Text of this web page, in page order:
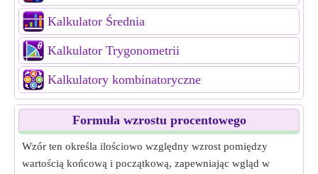
Kalkulator Średnia
Kalkulator Trygonometrii
Kalkulatory kombinatoryczne
Formuła wzrostu procentowego
Wzór ten określa ilościowo względny wzrost pomiędzy
wartością końcową i początkową, zapewniając wgląd w